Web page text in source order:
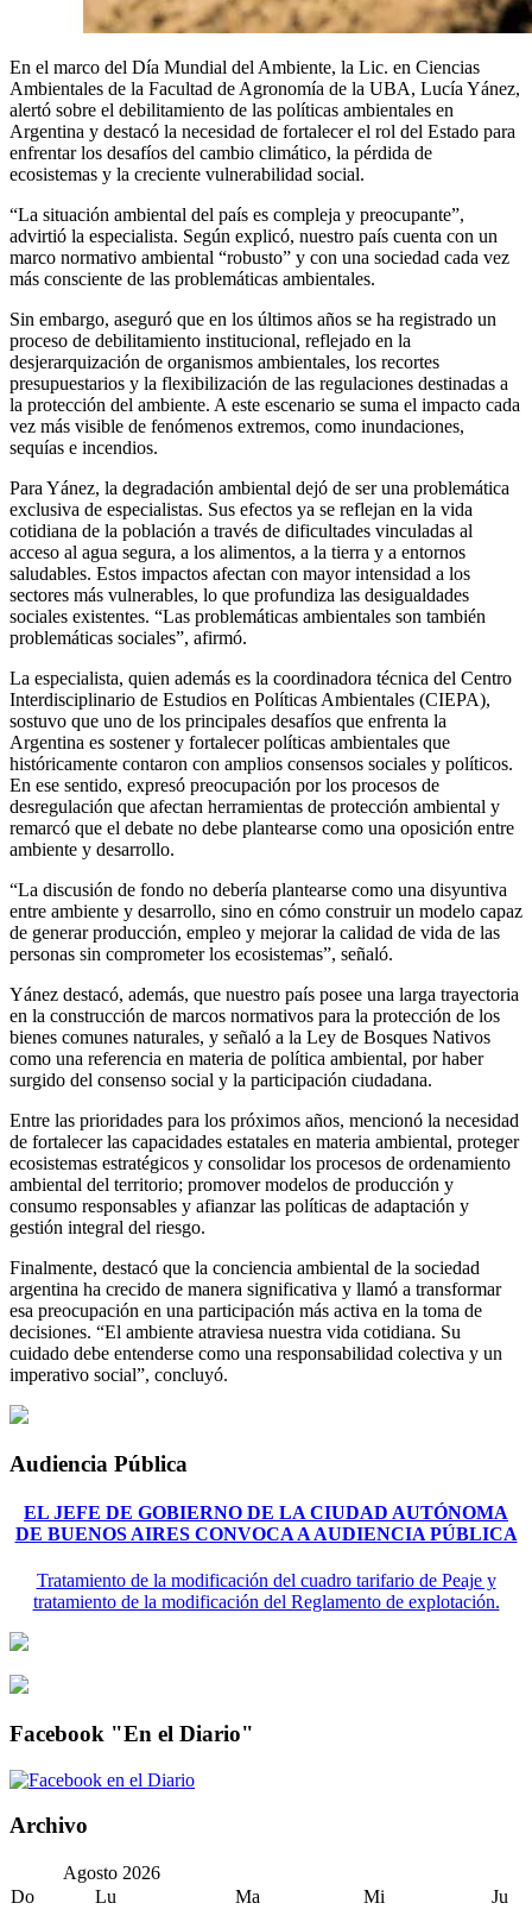
En el marco del Día Mundial del Ambiente, la Lic. en Ciencias
Ambientales de la Facultad de Agronomía de la UBA, Lucía Yánez,
alertó sobre el debilitamiento de las políticas ambientales en
Argentina y destacó la necesidad de fortalecer el rol del Estado para
enfrentar los desafíos del cambio climático, la pérdida de
ecosistemas y la creciente vulnerabilidad social.
“La situación ambiental del país es compleja y preocupante”,
advirtió la especialista. Según explicó, nuestro país cuenta con un
marco normativo ambiental “robusto” y con una sociedad cada vez
más consciente de las problemáticas ambientales.
Sin embargo, aseguró que en los últimos años se ha registrado un
proceso de debilitamiento institucional, reflejado en la
desjerarquización de organismos ambientales, los recortes
presupuestarios y la flexibilización de las regulaciones destinadas a
la protección del ambiente. A este escenario se suma el impacto cada
vez más visible de fenómenos extremos, como inundaciones,
sequías e incendios.
Para Yánez, la degradación ambiental dejó de ser una problemática
exclusiva de especialistas. Sus efectos ya se reflejan en la vida
cotidiana de la población a través de dificultades vinculadas al
acceso al agua segura, a los alimentos, a la tierra y a entornos
saludables. Estos impactos afectan con mayor intensidad a los
sectores más vulnerables, lo que profundiza las desigualdades
sociales existentes. “Las problemáticas ambientales son también
problemáticas sociales”, afirmó.
La especialista, quien además es la coordinadora técnica del Centro
Interdisciplinario de Estudios en Políticas Ambientales (CIEPA),
sostuvo que uno de los principales desafíos que enfrenta la
Argentina es sostener y fortalecer políticas ambientales que
históricamente contaron con amplios consensos sociales y políticos.
En ese sentido, expresó preocupación por los procesos de
desregulación que afectan herramientas de protección ambiental y
remarcó que el debate no debe plantearse como una oposición entre
ambiente y desarrollo.
“La discusión de fondo no debería plantearse como una disyuntiva
entre ambiente y desarrollo, sino en cómo construir un modelo capaz
de generar producción, empleo y mejorar la calidad de vida de las
personas sin comprometer los ecosistemas”, señaló.
Yánez destacó, además, que nuestro país posee una larga trayectoria
en la construcción de marcos normativos para la protección de los
bienes comunes naturales, y señaló a la Ley de Bosques Nativos
como una referencia en materia de política ambiental, por haber
surgido del consenso social y la participación ciudadana.
Entre las prioridades para los próximos años, mencionó la necesidad
de fortalecer las capacidades estatales en materia ambiental, proteger
ecosistemas estratégicos y consolidar los procesos de ordenamiento
ambiental del territorio; promover modelos de producción y
consumo responsables y afianzar las políticas de adaptación y
gestión integral del riesgo.
Finalmente, destacó que la conciencia ambiental de la sociedad
argentina ha crecido de manera significativa y llamó a transformar
esa preocupación en una participación más activa en la toma de
decisiones. “El ambiente atraviesa nuestra vida cotidiana. Su
cuidado debe entenderse como una responsabilidad colectiva y un
imperativo social”, concluyó.
Audiencia Pública
EL JEFE DE GOBIERNO DE LA CIUDAD AUTÓNOMA
DE BUENOS AIRES CONVOCA A AUDIENCIA PÚBLICA
Tratamiento de la modificación del cuadro tarifario de Peaje y
tratamiento de la modificación del Reglamento de explotación.
Facebook "En el Diario"
Archivo
Agosto 2026
Do
Lu Ma Mi Ju